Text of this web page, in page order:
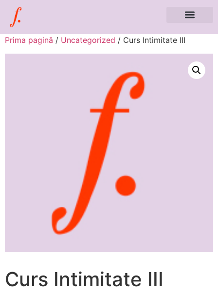
Prima pagină / Uncategorized / Curs Intimitate III
Curs Intimitate III